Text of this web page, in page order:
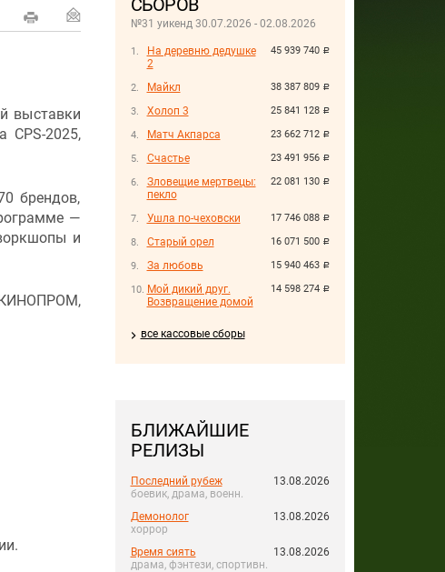
СБОРОВ
№31 уикенд 30.07.2026 - 02.08.2026
45 939 740 руб.
На деревню дедушке
2
38 387 809 руб.
Майкл
25 841 128 руб.
Холоп 3
23 662 712 руб.
Матч Акпарса
23 491 956 руб.
Счастье
22 081 130 руб.
Зловещие мертвецы:
пекло
17 746 088 руб.
Ушла по-чеховски
16 071 500 руб.
Старый орел
15 940 463 руб.
За любовь
14 598 274 руб.
Мой дикий друг.
Возвращение домой
все кассовые сборы
БЛИЖАЙШИЕ
РЕЛИЗЫ
Последний рубеж
боевик, драма, военн.
13.08.2026
Демонолог
хоррор
13.08.2026
Время сиять
драма, фэнтези, спортивн.
13.08.2026
выставки
CPS-2025,
брендов,
—
и